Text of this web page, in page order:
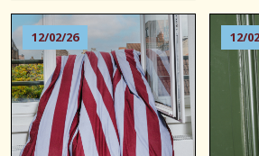
12/02/26 12/